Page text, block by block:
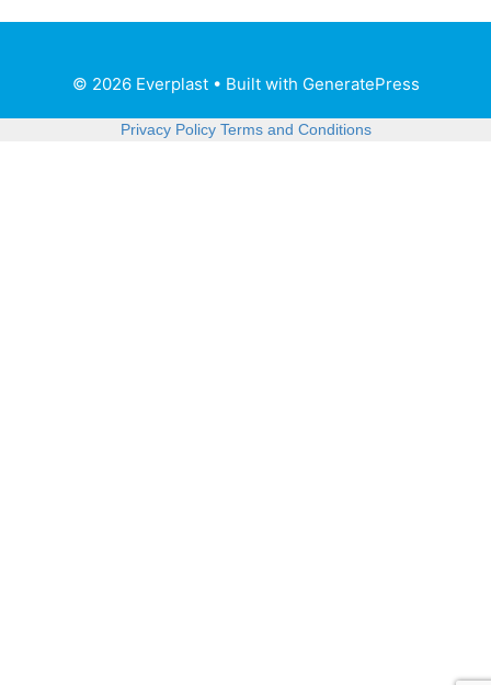
© 2026 Everplast• Built with GeneratePress
Privacy Policy Terms and Conditions